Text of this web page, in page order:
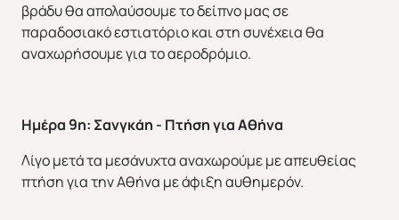
βράδυ θα απολαύσουμε το δείπνο μας σε
παραδοσιακό εστιατόριο και στη συνέχεια θα
αναχωρήσουμε για το αεροδρόμιο.
Ημέρα 9η: Σανγκάη - Πτήση για Αθήνα
Λίγο μετά τα μεσάνυχτα αναχωρούμε με απευθείας
πτήση για την Αθήνα με άφιξη αυθημερόν.